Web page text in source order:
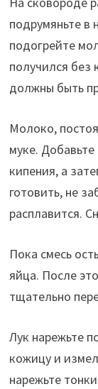
подрумяньте в
подогрейте
получился без
должны быть
Молоко,
муке.
кипения, а
готовить, не
расплавится.
Пока смесь
яйца. После
тщательно
Лук нарежьте
кожицу и
нарежьте